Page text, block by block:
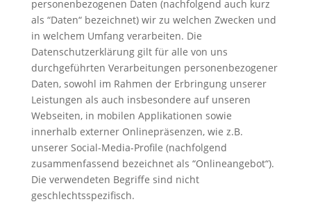
personenbezogenen Daten (nachfolgend auch kurz
als “Daten“ bezeichnet) wir zu welchen Zwecken und
in welchem Umfang verarbeiten. Die
Datenschutzerklärung gilt für alle von uns
durchgeführten Verarbeitungen personenbezogener
Daten, sowohl im Rahmen der Erbringung unserer
Leistungen als auch insbesondere auf unseren
Webseiten, in mobilen Applikationen sowie
innerhalb externer Onlinepräsenzen, wie z.B.
unserer Social-Media-Profile (nachfolgend
zusammenfassend bezeichnet als “Onlineangebot“).
Die verwendeten Begriffe sind nicht
geschlechtsspezifisch.